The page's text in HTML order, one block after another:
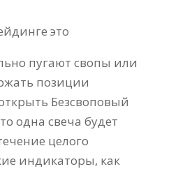
пугают свопы или
позиции
Безсвоповый
одна свеча будет
целого
индикаторы, как